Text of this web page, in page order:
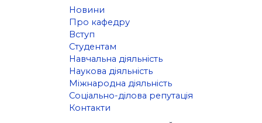
Новини
Про кафедру
Вступ
Студентам
Навчальна діяльність
Наукова діяльність
Міжнародна діяльність
Соціально-ділова репутація
Контакти